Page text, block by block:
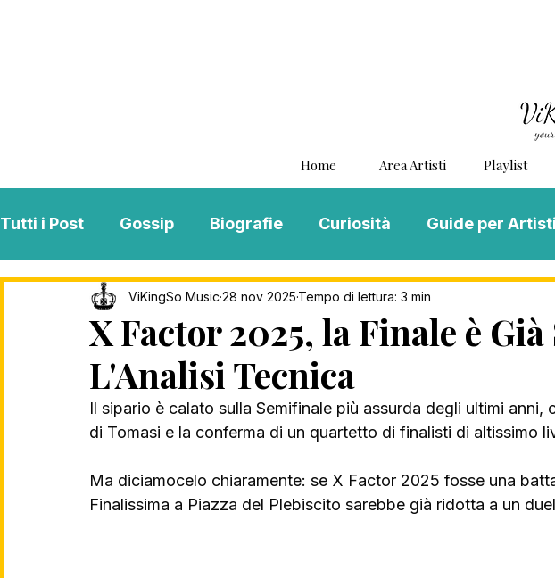
Home Area Artisti Playlist
Tutti i Post Gossip Biografie Curiosità Guide per Artisti
Interviste ViKingSo Music MENTAL BLOG MUSIC
Song Of The Week Charts Playlist
X Factor 2025, la Finale è
L'Analisi Tecnica
ViKingSo Music 28 nov 2025 Tempo di lettura: 3 min
Il sipario è calato sulla Semifinale più assurda degli ultimi anni,
di Tomasi e la conferma di un quartetto di finalisti di altissimo
Ma diciamocelo chiaramente: se X Factor 2025 fosse una
Finalissima a Piazza del Plebiscito sarebbe già ridotta a un